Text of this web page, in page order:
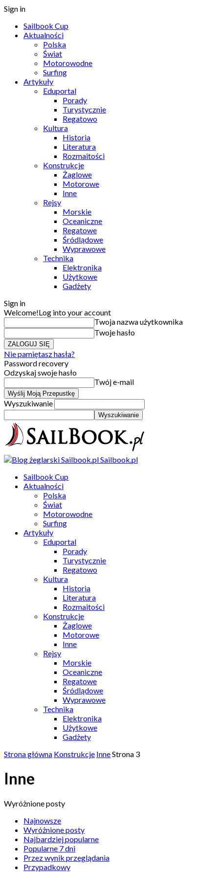
Sign in
Sailbook Cup
Aktualności
Polska
Świat
Motorowodne
Surfing
Artykuły
Eduportal
Porady
Turystycznie
Regatowo
Kultura
Historia
Literatura
Rozmaitości
Konstrukcje
Żaglowe
Motorowe
Inne
Rejsy
Morskie
Oceaniczne
Regatowe
Śródlądowe
Wyprawowe
Technika
Elektronika
Użytkowe
Gadżety
Sign in
Welcome!Log into your account
Twoja nazwa użytkownika
Twoje hasło
Nie pamiętasz hasła?
Password recovery
Odzyskaj swoje hasło
Twój e-mail
Wyszukiwanie
Sailbook.pl
Sailbook Cup
Aktualności
Polska
Świat
Motorowodne
Surfing
Artykuły
Eduportal
Porady
Turystycznie
Regatowo
Kultura
Historia
Literatura
Rozmaitości
Konstrukcje
Żaglowe
Motorowe
Inne
Rejsy
Morskie
Oceaniczne
Regatowe
Śródlądowe
Wyprawowe
Technika
Elektronika
Użytkowe
Gadżety
Strona główna Konstrukcje InneStrona 3
Inne
Wyróżnione posty
Najnowsze
Wyróżnione posty
Najbardziej popularne
Popularne 7 dni
Przez wynik przeglądania
Przypadkowy